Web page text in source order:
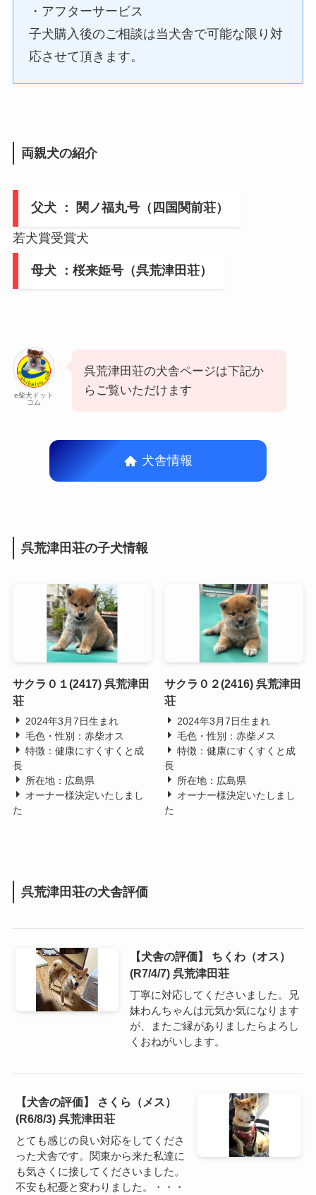
・アフターサービス
子犬購入後のご相談は当犬舎で可能な限り対
応させて頂きます。
両親犬の紹介
父犬 ： 関ノ福丸号（四国関前荘）
若犬賞受賞犬
母犬 ：桜来姫号（呉荒津田荘）
e柴犬ドット
コム
呉荒津田荘の犬舎ページは下記か
らご覧いただけます
犬舎情報
呉荒津田荘の子犬情報
サクラ０１(2417) 呉荒津田
荘
2024年3月7日生まれ
毛色・性別：赤柴オス
特徴：健康にすくすくと成
長
所在地：広島県
オーナー様決定いたしまし
た
サクラ０２(2416) 呉荒津田
荘
2024年3月7日生まれ
毛色・性別：赤柴メス
特徴：健康にすくすくと成
長
所在地：広島県
オーナー様決定いたしまし
た
呉荒津田荘の犬舎評価
【犬舎の評価】 ちくわ（オス）
(R7/4/7) 呉荒津田荘
丁寧に対応してくださいました。兄
妹わんちゃんは元気か気になります
が、またご縁がありましたらよろし
くおねがいします。
【犬舎の評価】 さくら（メス）
(R6/8/3) 呉荒津田荘
とても感じの良い対応をしてくださ
った犬舎です。関東から来た私達に
も気さくに接してくださいました。
不安も杞憂と変わりました。・・・